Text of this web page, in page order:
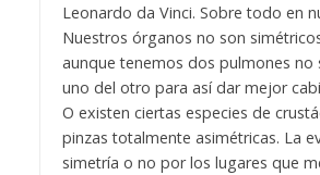
Leonardo da Vinci. Sobre todo en
Nuestros órganos no son
aunque tenemos dos pulmones no
uno del otro para así dar mejor
O existen ciertas especies de
pinzas totalmente asimétricas. La
simetría o no por los lugares que